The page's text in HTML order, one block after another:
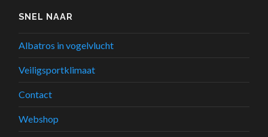
SNEL NAAR
Albatros in vogelvlucht
Veiligsportklimaat
Contact
Webshop